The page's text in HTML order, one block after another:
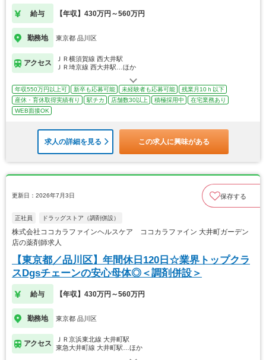
給与 【年収】430万円～560万円
勤務地 東京都 品川区
アクセス
ＪＲ横須賀線 西大井駅
ＪＲ埼京線 西大井駅…ほか
年収550万円以上可 新卒も応募可能 未経験者も応募可能
残業月10ｈ以下
産休・育休取得実績有り
駅チカ 店舗数30以上 積極採用中
在宅業務あり
WEB面接OK
求人の詳細を見る この求人に興味がある
更新日：2026年7月3日 保存する
正社員 ドラッグストア（調剤併設）
株式会社ココカラファインヘルスケア ココカラファイン 大井町ガーデン
店の薬剤師求人
【東京都／品川区】年間休日120日☆業界トップクラ
スDgsチェーンの安心母体◎＜調剤併設＞
給与 【年収】430万円～560万円
勤務地 東京都 品川区
アクセス
ＪＲ京浜東北線 大井町駅
東急大井町線 大井町駅…ほか